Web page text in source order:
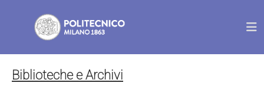
Biblioteche e Archivi